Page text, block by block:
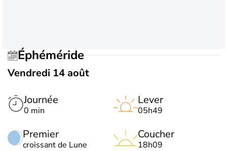
Éphéméride
Vendredi 14 août
Journée
0 min
Premier
croissant de Lune
Lever
05h49
Coucher
18h09